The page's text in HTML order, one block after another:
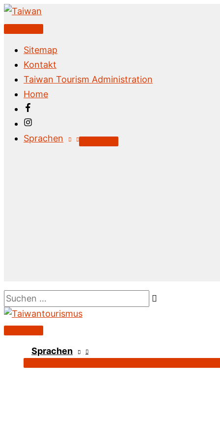
Zum
Inhalt
Above
Sitemap
Kontakt
Taiwan Tourism Administration
Home
Sprachen
Suchen …
Hauptmenü
Sprachen